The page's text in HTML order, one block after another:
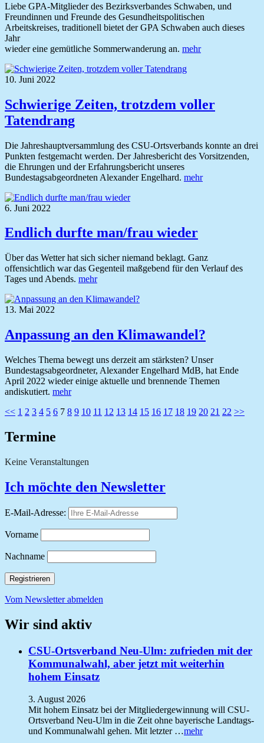
Liebe GPA-Mitglieder des Bezirksverbandes Schwaben, und
Freundinnen und Freunde des Gesundheitspolitischen
Arbeitskreises, traditionell bietet der GPA Schwaben auch dieses
Jahr
wieder eine gemütliche Sommerwanderung an. mehr
10. Juni 2022
Schwierige Zeiten, trotzdem voller
Tatendrang
Die Jahreshauptversammlung des CSU-Ortsverbands konnte an drei
Punkten festgemacht werden. Der Jahresbericht des Vorsitzenden,
die Ehrungen und der Erfahrungsbericht unseres
Bundestagsabgeordneten Alexander Engelhard. mehr
6. Juni 2022
Endlich durfte man/frau wieder
Über das Wetter hat sich sicher niemand beklagt. Ganz
offensichtlich war das Gegenteil maßgebend für den Verlauf des
Tages und Abends. mehr
13. Mai 2022
Anpassung an den Klimawandel?
Welches Thema bewegt uns derzeit am stärksten? Unser
Bundestagsabgeordneter, Alexander Engelhard MdB, hat Ende
April 2022 wieder einige aktuelle und brennende Themen
andiskutiert. mehr
Seitennummerierung
der
Beiträge
<< 1 2 3 4 5 6 7 8 9 10 11 12 13 14 15 16 17 18 19 20 21 22 >>
Termine
Keine Veranstaltungen
Ich möchte den Newsletter
E-Mail-Adresse:
Vorname
Nachname
Vom Newsletter abmelden
Wir sind aktiv
CSU-Ortsverband Neu-Ulm: zufrieden mit der
Kommunalwahl, aber jetzt mit weiterhin
hohem Einsatz
3. August 2026
Mit hohem Einsatz bei der Mitgliedergewinnung will CSU-
Ortsverband Neu-Ulm in die Zeit ohne bayerische Landtags-
und Kommunalwahl gehen. Mit letzter …mehr